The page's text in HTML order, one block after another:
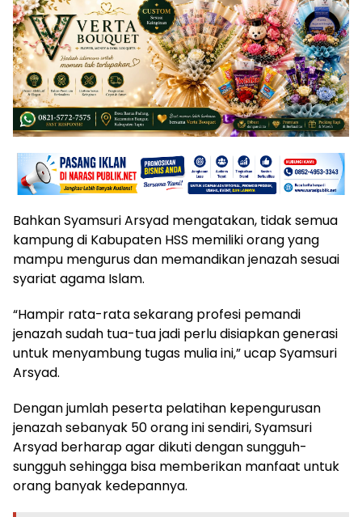
Bahkan Syamsuri Arsyad mengatakan, tidak semua
kampung di Kabupaten HSS memiliki orang yang
mampu mengurus dan memandikan jenazah sesuai
syariat agama Islam.
“Hampir rata-rata sekarang profesi pemandi
jenazah sudah tua-tua jadi perlu disiapkan generasi
untuk menyambung tugas mulia ini,” ucap Syamsuri
Arsyad.
Dengan jumlah peserta pelatihan kepengurusan
jenazah sebanyak 50 orang ini sendiri, Syamsuri
Arsyad berharap agar dikuti dengan sungguh-
sungguh sehingga bisa memberikan manfaat untuk
orang banyak kedepannya.